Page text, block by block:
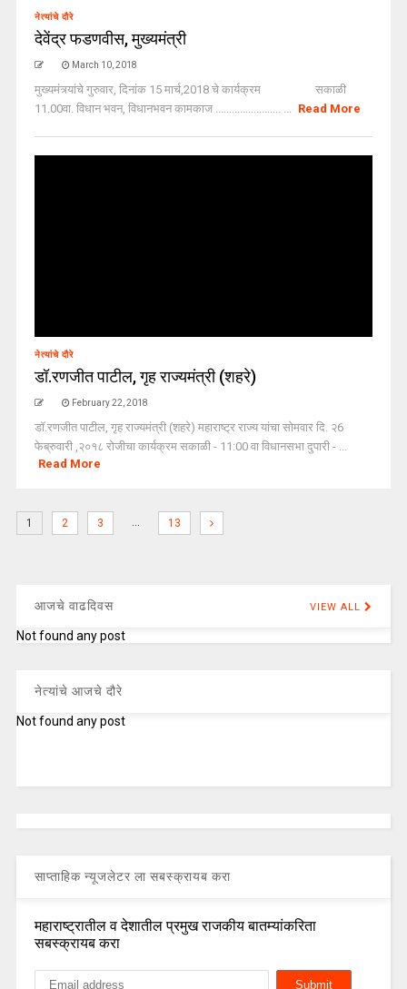
नेत्यांचे दौरे
देवेंद्र फडणवीस, मुख्यमंत्री
March 10, 2018
मुख्यमंत्र्यांचे गुरुवार, दिनांक 15 मार्च,2018 चे कार्यक्रम सकाळी
11.00वा. विधान भवन, विधानभवन कामकाज ........................ ... Read More
नेत्यांचे दौरे
डॉ.रणजीत पाटील, गृह राज्यमंत्री (शहरे)
February 22, 2018
डॉ.रणजीत पाटील, गृह राज्यमंत्री (शहरे) महाराष्ट्र राज्य यांचा सोमवार दि. २6
फेब्रुवारी ,२०१८ रोजीचा कार्यक्रम सकाळी - 11:00 वा विधानसभा दुपारी - ...
Read More
1 2 3 … 13
आजचे वाढदिवस VIEW ALL
Not found any post
नेत्यांचे आजचे दौरे
Not found any post
साप्ताहिक न्यूजलेटर ला सबस्क्रायब करा
महाराष्ट्रातील व देशातील प्रमुख राजकीय बातम्यांकरिता
सबस्क्रायब करा